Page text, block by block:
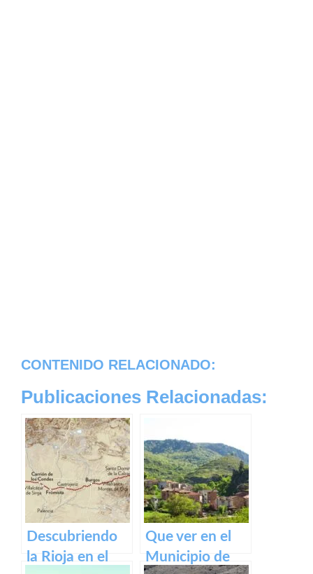
CONTENIDO RELACIONADO:
Publicaciones Relacionadas:
Descubriendo
la Rioja en el
Que ver en el
Municipio de